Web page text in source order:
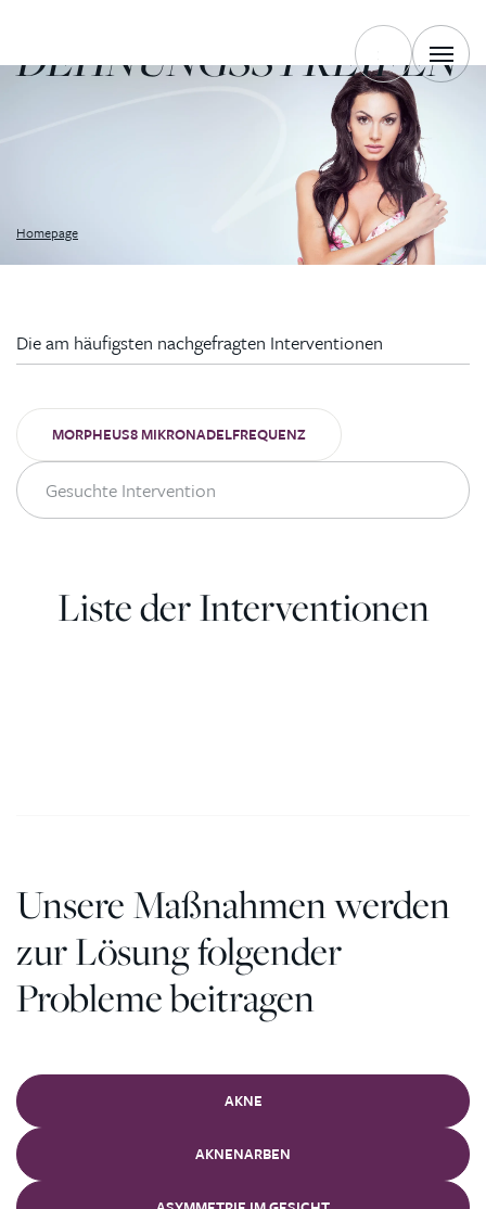
Homepage
DEHNUNGSSTREIFEN
Die am häufigsten nachgefragten Interventionen
MORPHEUS8 MIKRONADELFREQUENZ
Liste der Interventionen
Unsere Maßnahmen werden
zur Lösung folgender
Probleme beitragen
AKNE
AKNENARBEN